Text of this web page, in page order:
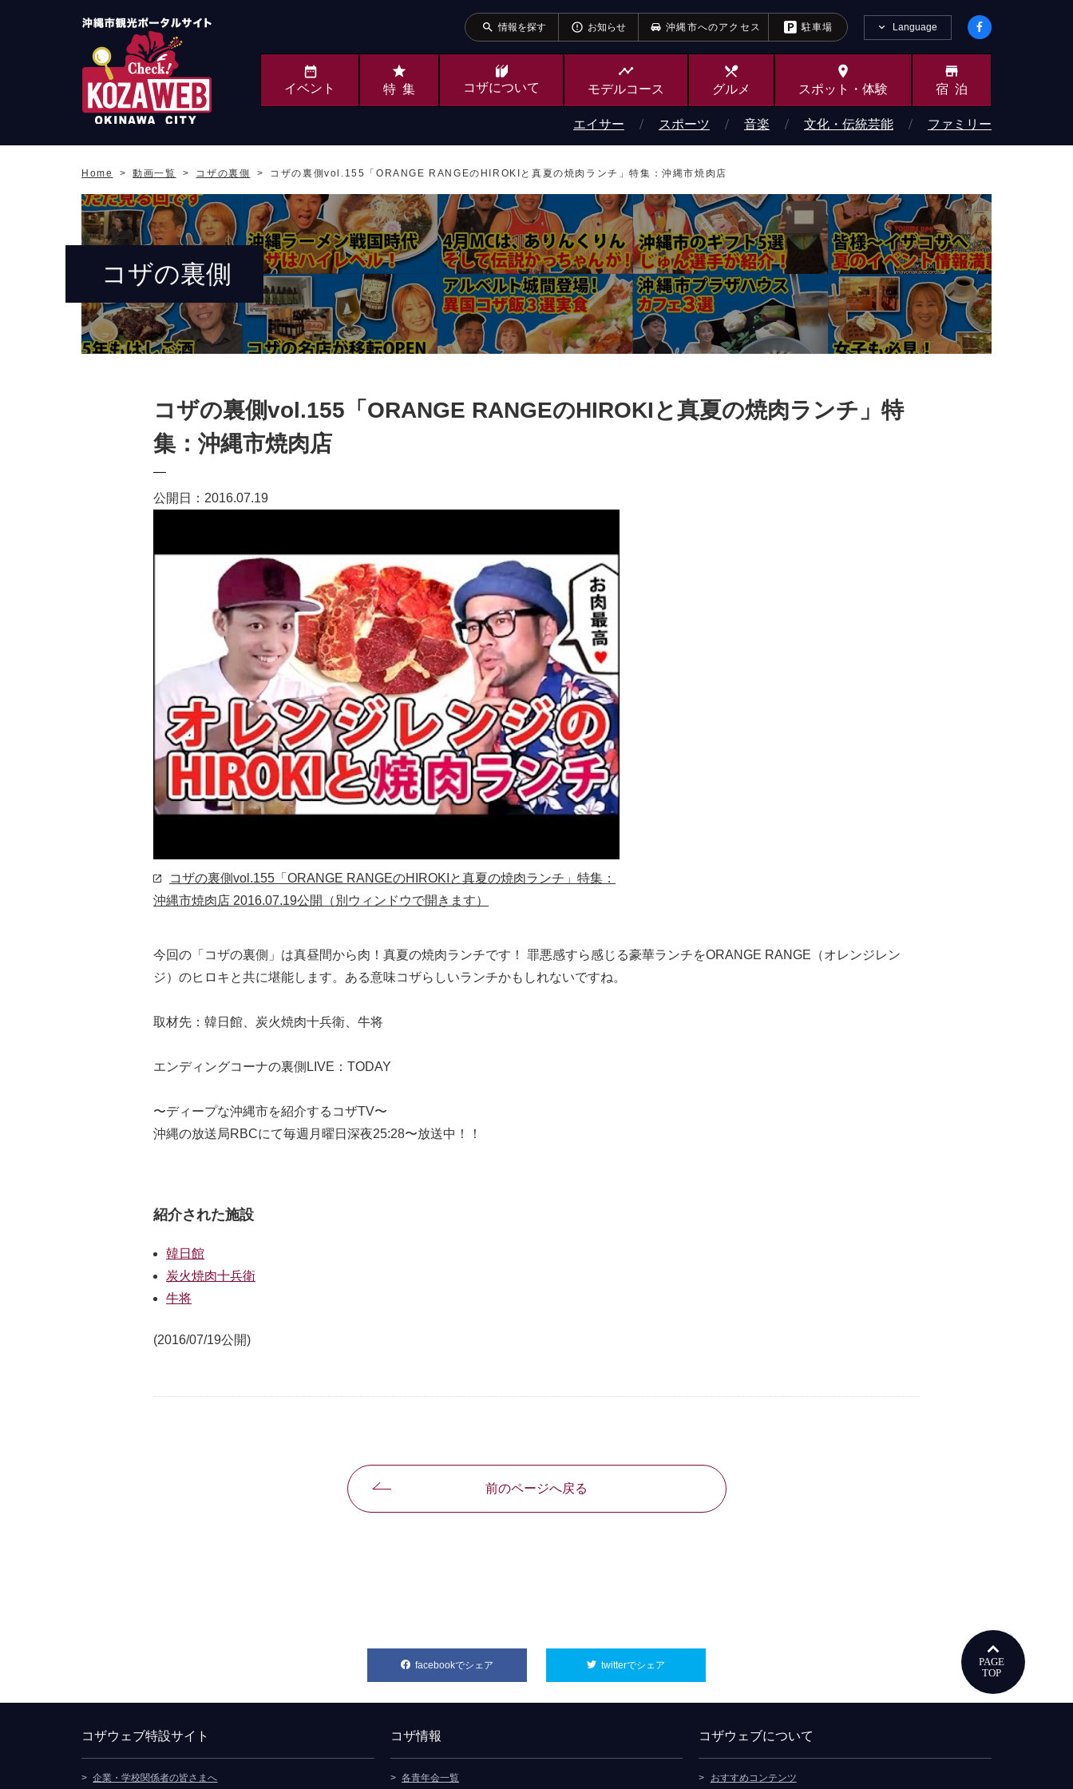
search 情報を探す error_outline お知らせ 沖縄市へのアクセス 駐車場 Language
OKINAWA CITY
イベント
star
特集 コザについて
timeline
モデルコース
local_dining
グルメ
place
スポット・ 体験
store
宿泊
エイサー スポーツ 音楽 文化・伝統芸能 ファミリー
Home 動画一覧 コザの裏側 コザの裏側vol.155「ORANGE RANGEのHIROKIと真夏の焼肉ランチ」特集：沖縄市焼肉店
コザの裏側
コザの裏側vol.155「ORANGE RANGEのHIROKIと真夏の焼肉ランチ」特
集：沖縄市焼肉店
公開日：2016.07.19
コザの裏側vol.155「ORANGE RANGEのHIROKIと真夏の焼肉ランチ」特集：
沖縄市焼肉店 2016.07.19公開 （別ウィンドウで開きます）
今回の「コザの裏側」は真昼間から肉！真夏の焼肉ランチです！ 罪悪感すら感じる豪華ランチをORANGE RANGE（オレンジレン
ジ）のヒロキと共に堪能します。ある意味コザらしいランチかもしれないですね。
取材先：韓日館、炭火焼肉十兵衛、牛将
エンディングコーナの裏側LIVE：TODAY
〜ディープな沖縄市を紹介するコザTV〜
沖縄の放送局RBCにて毎週月曜日深夜25:28〜放送中！！
紹介された施設
韓日館
炭火焼肉十兵衛
牛将
(2016/07/19公開)
前のページへ戻る
facebookでシェア 別ウィンドウで開きます twitterでシェア
コザウェブ特設サイト
企業・学校関係者の皆さまへ
コザ情報
各青年会一覧
コザウェブについて
おすすめコンテンツ